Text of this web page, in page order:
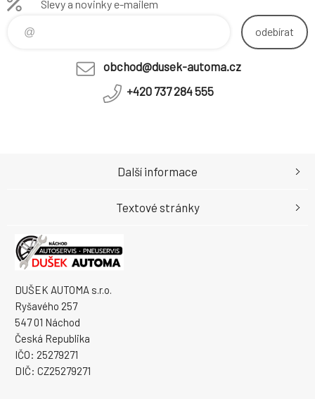
Slevy a novinky e-mailem
odebírat
obchod@dusek-automa.cz
+420 737 284 555
DUŠEK AUTOMA s.r.o.
Ryšavého 257
547 01 Náchod
Česká Republika
IČO: 25279271
DIČ: CZ25279271
Další informace
Textové stránky